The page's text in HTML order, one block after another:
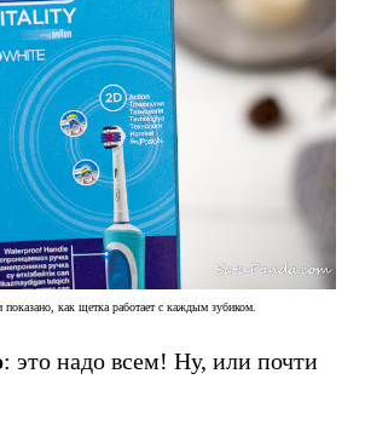
показано, как щетка работает с каждым зубиком.
: это надо всем! Ну, или почти